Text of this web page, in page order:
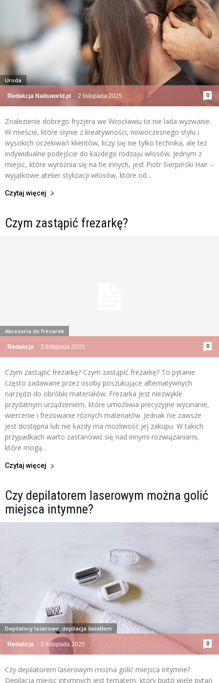
Redakcja Nailsworld.pl - 2 listopada 2025 0
Uroda
Znalezienie dobrego fryzjera we Wrocławiu to nie lada wyzwanie.
W mieście, które słynie z kreatywności, nowoczesnego stylu i
wysokich oczekiwań klientów, liczy się nie tylko technika, ale też
indywidualne podejście do każdego rodzaju włosów. Jednym z
miejsc, które wyróżnia się na tle innych, jest Piotr Sierpiński Hair –
wyjątkowe atelier stylizacji włosów, które od...
Czytaj więcej
Czym zastąpić frezarkę?
Redakcja - 2 listopada 2025 0
Akcesoria do frezarek
Czym zastąpić frezarkę? Czym zastąpić frezarkę? To pytanie
często zadawane przez osoby poszukujące alternatywnych
narzędzi do obróbki materiałów. Frezarka jest niezwykle
przydatnym urządzeniem, które umożliwia precyzyjne wycinanie,
wiercenie i frezowanie różnych materiałów. Jednak nie zawsze
jest dostępna lub nie każdy ma możliwość jej zakupu. W takich
przypadkach warto zastanowić się nad innymi rozwiązaniami,
które mogą...
Czytaj więcej
Czy depilatorem laserowym można golić
miejsca intymne?
Redakcja - 2 listopada 2025 0
Depilatory laserowe, depilacja światłem
Czy depilatorem laserowym można golić miejsca intymne?
Depilacja miejsc intymnych jest tematem, który budzi wiele pytań